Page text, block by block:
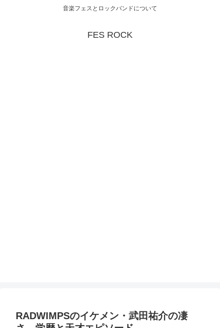
音楽フェスとロックバンドについて
FES ROCK
RADWIMPSのイケメン・武田祐介の凄